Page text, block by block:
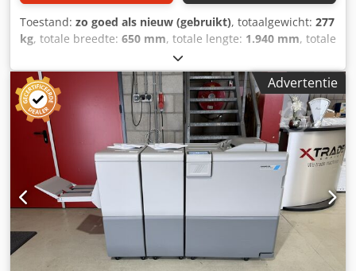
Toestand: zo goed als nieuw (gebruikt), totaalgewicht: 277
kg, totale breedte: 650 mm, totale lengte: 1.940 mm, totale
, ingangsspanning:
PBM 500 inclusief (SquareFold) BookFold Module en
Trimmer Module. Deze Bookletmaker is in zeer goede, jong
gebruikte staat! Deze machine kan worden gebruikt in een
off-line opstelling zoals afgebeeld, of de machine kan
worden aangesloten op een Ricoh Pro 8100/8200 -
C7100/C7200 - C9100/C9200 Series machine.
Tellerstanden: Cjdpfx Amszpybds Torf PBM 500: 20.938
BookFold Module: 19.511 Trimmer Module: 20.065 - Maakt
professionele boekjes in-line of offline met nieten +
vouwen. - Capaciteit: tot 50 vellen papier (80 gsm) voor
gevouwen boekjes circa 140 pagina’s - Ondersteunde
papierformaten: breed van ca. 206 mm tot 320 mm, lengte
Advertentie